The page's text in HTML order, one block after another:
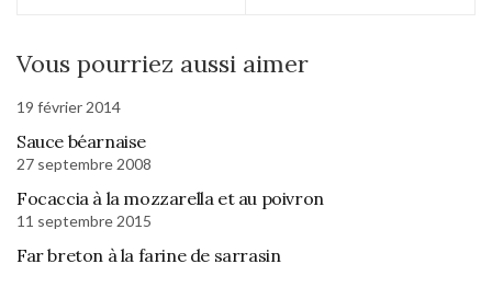
Vous pourriez aussi aimer
19 février 2014
Sauce béarnaise
27 septembre 2008
Focaccia à la mozzarella et au poivron
11 septembre 2015
Far breton à la farine de sarrasin